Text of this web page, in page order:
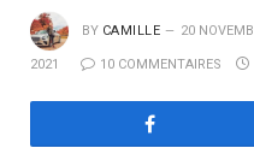
BY CAMILLE 20
2021 10 COMMENTAIRES